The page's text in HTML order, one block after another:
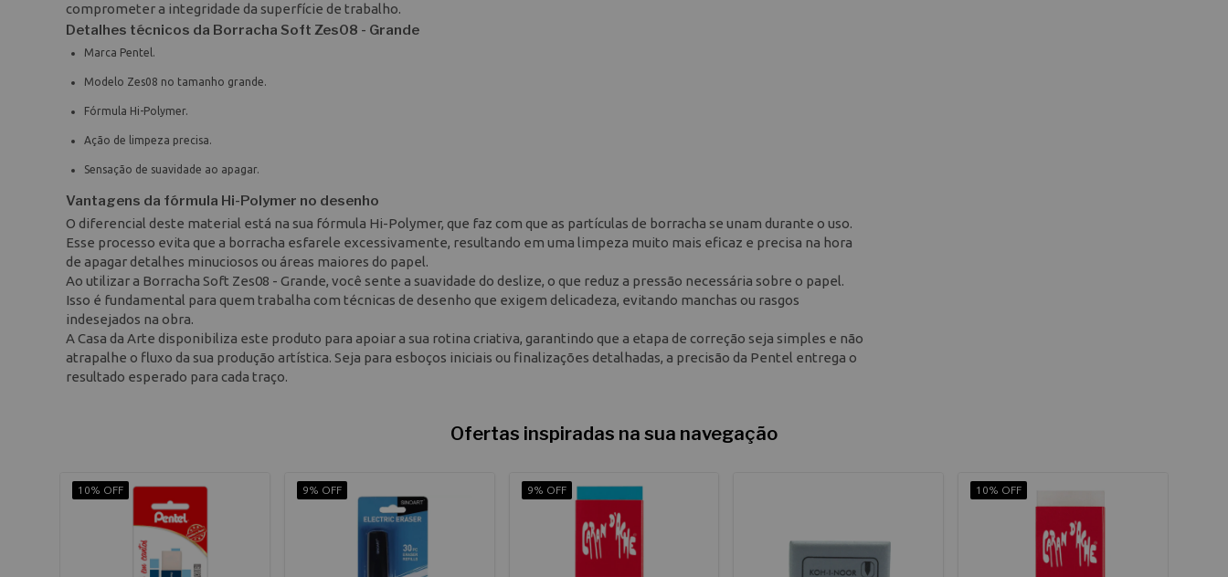
comprometer a integridade da superfície de trabalho.
Detalhes técnicos da Borracha Soft Zes08 - Grande
Marca Pentel.
Modelo Zes08 no tamanho grande.
Fórmula Hi-Polymer.
Ação de limpeza precisa.
Sensação de suavidade ao apagar.
Vantagens da fórmula Hi-Polymer no desenho
O diferencial deste material está na sua fórmula Hi-Polymer, que faz com que as partículas de borracha se unam durante o uso.
Esse processo evita que a borracha esfarele excessivamente, resultando em uma limpeza muito mais eficaz e precisa na hora
de apagar detalhes minuciosos ou áreas maiores do papel.
Ao utilizar a Borracha Soft Zes08 - Grande, você sente a suavidade do deslize, o que reduz a pressão necessária sobre o papel.
Isso é fundamental para quem trabalha com técnicas de desenho que exigem delicadeza, evitando manchas ou rasgos
indesejados na obra.
A Casa da Arte disponibiliza este produto para apoiar a sua rotina criativa, garantindo que a etapa de correção seja simples e não
atrapalhe o fluxo da sua produção artística. Seja para esboços iniciais ou finalizações detalhadas, a precisão da Pentel entrega o
resultado esperado para cada traço.
Ofertas inspiradas na sua navegação
10% OFF 9% OFF 9% OFF 10% OFF